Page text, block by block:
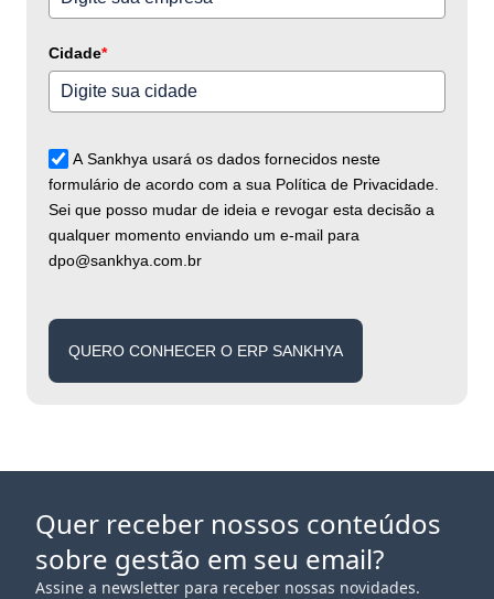
Cidade*
A Sankhya usará os dados fornecidos neste
formulário de acordo com a sua Política de Privacidade.
Sei que posso mudar de ideia e revogar esta decisão a
qualquer momento enviando um e-mail para
dpo@sankhya.com.br
QUERO CONHECER O ERP SANKHYA
Quer receber nossos conteúdos
sobre gestão em seu email?
Assine a newsletter para receber nossas novidades.